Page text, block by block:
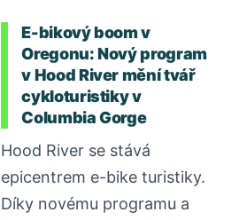
E-bikový boom v
Oregonu: Nový program
v Hood River mění tvář
cykloturistiky v
Columbia Gorge
Hood River se stává
epicentrem e-bike turistiky.
Díky novému programu a